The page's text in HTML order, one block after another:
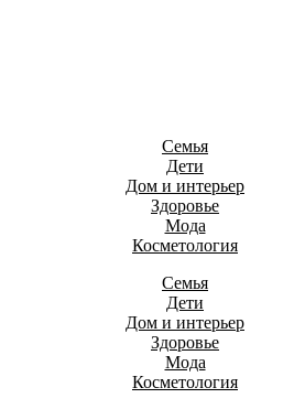
Семья
Дети
Дом и интерьер
Здоровье
Мода
Косметология
Семья
Дети
Дом и интерьер
Здоровье
Мода
Косметология